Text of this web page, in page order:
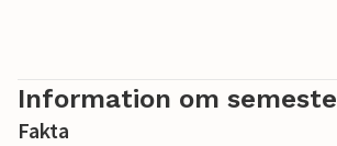
Information om
Fakta